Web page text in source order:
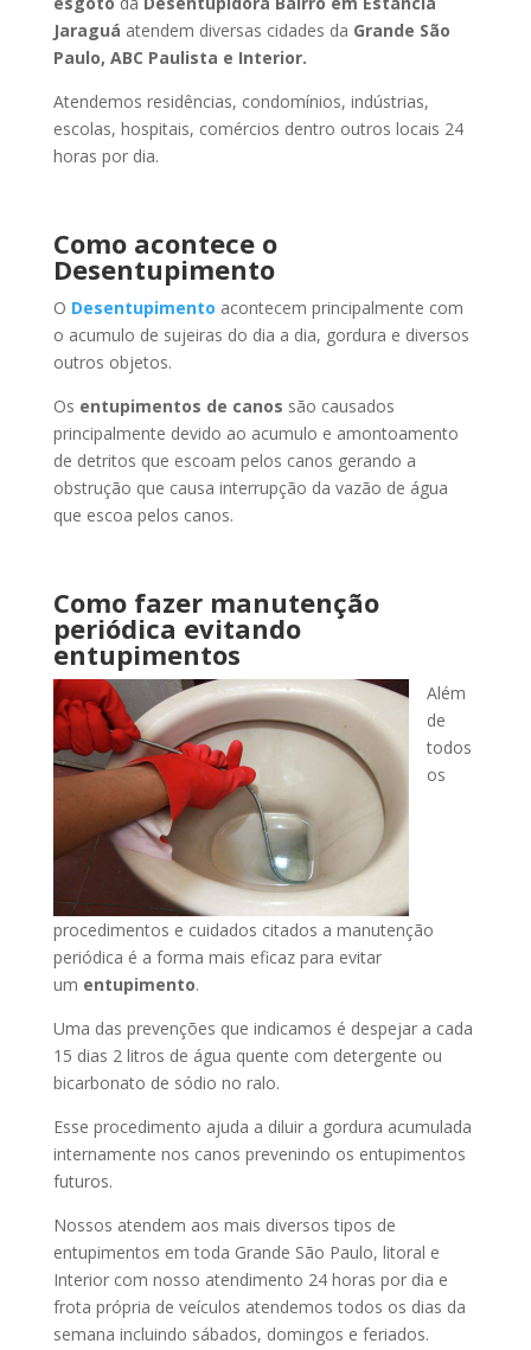
Jaraguá atendem diversas cidades da Grande São
Paulo, ABC Paulista e Interior.
Atendemos residências, condomínios, indústrias,
escolas, hospitais, comércios dentro outros locais 24
horas por dia.
Como acontece o
Desentupimento
O Desentupimento acontecem principalmente com
o acumulo de sujeiras do dia a dia, gordura e diversos
outros objetos.
Os entupimentos de canos são causados
principalmente devido ao acumulo e amontoamento
de detritos que escoam pelos canos gerando a
obstrução que causa interrupção da vazão de água
que escoa pelos canos.
Como fazer manutenção
periódica evitando
entupimentos
Além
de
todos
os
procedimentos e cuidados citados a manutenção
periódica é a forma mais eficaz para evitar
um entupimento.
Uma das prevenções que indicamos é despejar a cada
15 dias 2 litros de água quente com detergente ou
bicarbonato de sódio no ralo.
Esse procedimento ajuda a diluir a gordura acumulada
internamente nos canos prevenindo os entupimentos
futuros.
Nossos atendem aos mais diversos tipos de
entupimentos em toda Grande São Paulo, litoral e
Interior com nosso atendimento 24 horas por dia e
frota própria de veículos atendemos todos os dias da
semana incluindo sábados, domingos e feriados.